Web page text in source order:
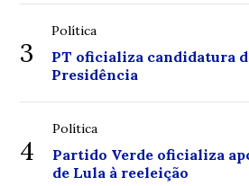
3
Política
PT oficializa candidatura
Presidência
4
Política
Partido Verde oficializa
de Lula à reeleição